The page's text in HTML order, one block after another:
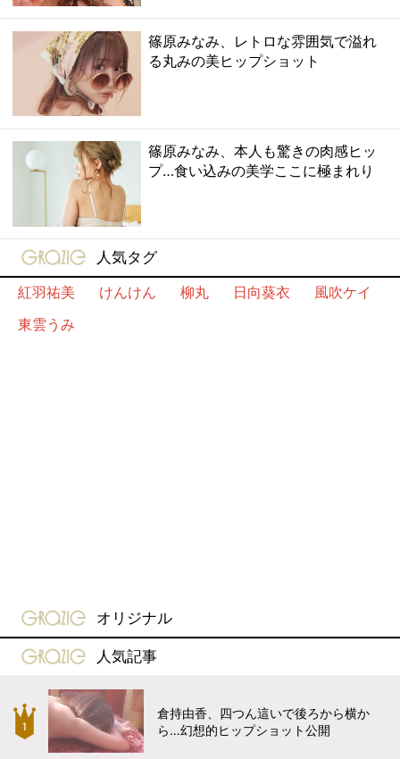
篠原みなみ、レトロな雰囲気で溢れ
る丸みの美ヒップショット
篠原みなみ、本人も驚きの肉感ヒッ
プ…食い込みの美学ここに極まれり
gravure-grazie
人気タグ
紅羽祐美
けんけん 柳丸 日向葵衣
風吹ケイ
東雲うみ
gravure-grazie
オリジナル
gravure-grazie
人気記事
倉持由香、四つん這いで後ろから横か
ら…幻想的ヒップショット公開